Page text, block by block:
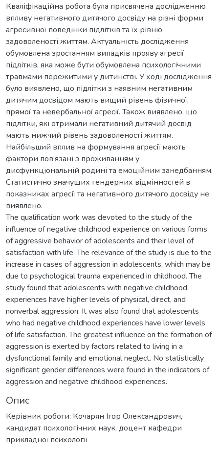
Кваліфікаційна робота була присвячена дослідженню
впливу негативного дитячого досвіду на різні форми
агресивної поведінки підлітків та їх рівню
задоволеності життям. Актуальність дослідження
обумовлена зростанням випадків прояву агресії
підлітків, яка може бути обумовлена психологічними
травмами пережитими у дитинстві. У ході дослідження
було виявлено, що підлітки з наявним негативним
дитячим досвідом мають вищий рівень фізичної,
прямої та невербальної агресії. Також виявлено, що
підлітки, які отримали негативний дитячий досвід
мають нижчий рівень задоволеності життям.
Найбільший вплив на формування агресії мають
фактори пов’язані з проживанням у
дисфункціональній родині та емоційним занедбанням.
Статистично значущих гендерних відмінностей в
показниках агресії та негативного дитячого досвіду не
виявлено.
The qualification work was devoted to the study of the
influence of negative childhood experience on various forms
of aggressive behavior of adolescents and their level of
satisfaction with life. The relevance of the study is due to the
increase in cases of aggression in adolescents, which may be
due to psychological trauma experienced in childhood. The
study found that adolescents with negative childhood
experiences have higher levels of physical, direct, and
nonverbal aggression. It was also found that adolescents
who had negative childhood experiences have lower levels
of life satisfaction. The greatest influence on the formation of
aggression is exerted by factors related to living in a
dysfunctional family and emotional neglect. No statistically
significant gender differences were found in the indicators of
aggression and negative childhood experiences.
Опис
Керівник роботи: Кочарян Ігор Олександрович,
кандидат психологічних наук, доцент кафедри
прикладної психології